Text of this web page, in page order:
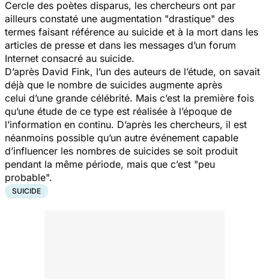
Cercle des poètes disparus, les chercheurs ont par
ailleurs constaté une augmentation "drastique" des
termes faisant référence au suicide et à la mort dans les
articles de presse et dans les messages d’un forum
Internet consacré au suicide.
D’après David Fink, l’un des auteurs de l’étude, on savait
déjà que le nombre de suicides augmente après
celui d’une grande célébrité. Mais c’est la première fois
qu’une étude de ce type est réalisée à l’époque de
l’information en continu. D’après les chercheurs, il est
néanmoins possible qu’un autre événement capable
d’influencer les nombres de suicides se soit produit
pendant la même période, mais que c’est "peu
probable".
SUICIDE